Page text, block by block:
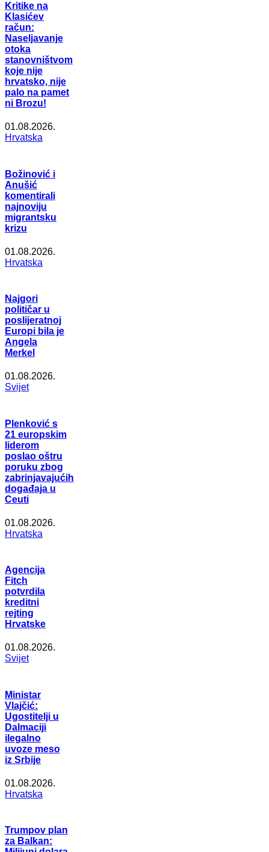
Kritike na
Klasićev
račun:
Naseljavanje
otoka
stanovništvom
koje nije
hrvatsko, nije
palo na pamet
ni Brozu!
01.08.2026.
Hrvatska
Božinović i
Anušić
komentirali
najnoviju
migrantsku
krizu
01.08.2026.
Hrvatska
Najgori
političar u
poslijeratnoj
Europi bila je
Angela
Merkel
01.08.2026.
Svijet
Plenković s
21 europskim
liderom
poslao oštru
poruku zbog
zabrinjavajućih
događaja u
Ceuti
01.08.2026.
Hrvatska
Agencija
Fitch
potvrdila
kreditni
rejting
Hrvatske
01.08.2026.
Svijet
Ministar
Vlajčić:
Ugostitelji u
Dalmaciji
ilegalno
uvoze meso
iz Srbije
01.08.2026.
Hrvatska
Trumpov plan
za Balkan: